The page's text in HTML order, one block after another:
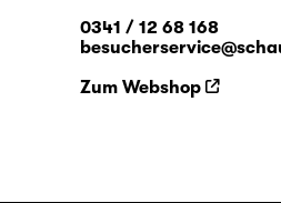
0341 / 12 68 168
Zum Webshop